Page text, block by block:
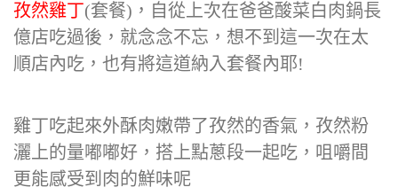
孜然雞丁(套餐)，自從上次在爸爸酸菜白肉鍋長
億店吃過後，就念念不忘，想不到這一次在太
順店內吃，也有將這道納入套餐內耶!
雞丁吃起來外酥肉嫩帶了孜然的香氣，孜然粉
灑上的量嘟嘟好，搭上點蔥段一起吃，咀嚼間
更能感受到肉的鮮味呢